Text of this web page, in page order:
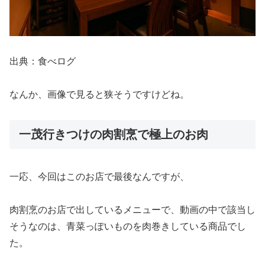
出典：食べログ
なんか、画像で見ると狭そうですけどね。
一茂行きつけの肉割烹で極上のお肉
一応、今回はこのお店で最後なんですが、
肉割烹のお店で出しているメニューで、動画の中で該当し
そうなのは、青菜っぽいものを肉巻きしている商品でし
た。